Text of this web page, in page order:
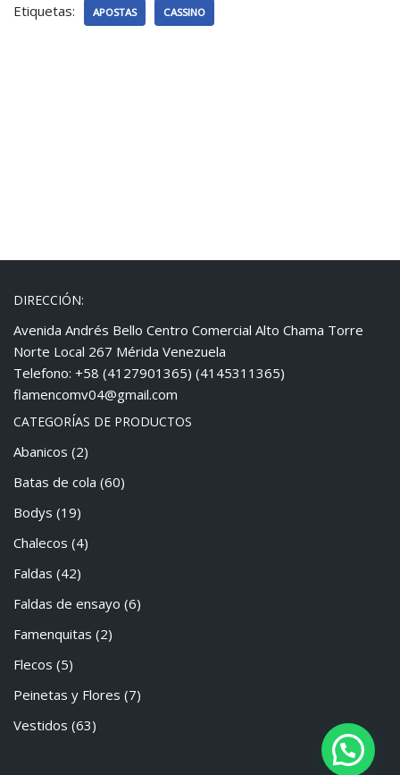
Etiquetas: APOSTAS CASSINO
DIRECCIÓN:
Avenida Andrés Bello Centro Comercial Alto Chama Torre
Norte Local 267 Mérida Venezuela
Telefono: +58 (4127901365) (4145311365)
flamencomv04@gmail.com
CATEGORÍAS DE PRODUCTOS
Abanicos (2)
Batas de cola (60)
Bodys (19)
Chalecos (4)
Faldas (42)
Faldas de ensayo (6)
Famenquitas (2)
Flecos (5)
Peinetas y Flores (7)
Vestidos (63)